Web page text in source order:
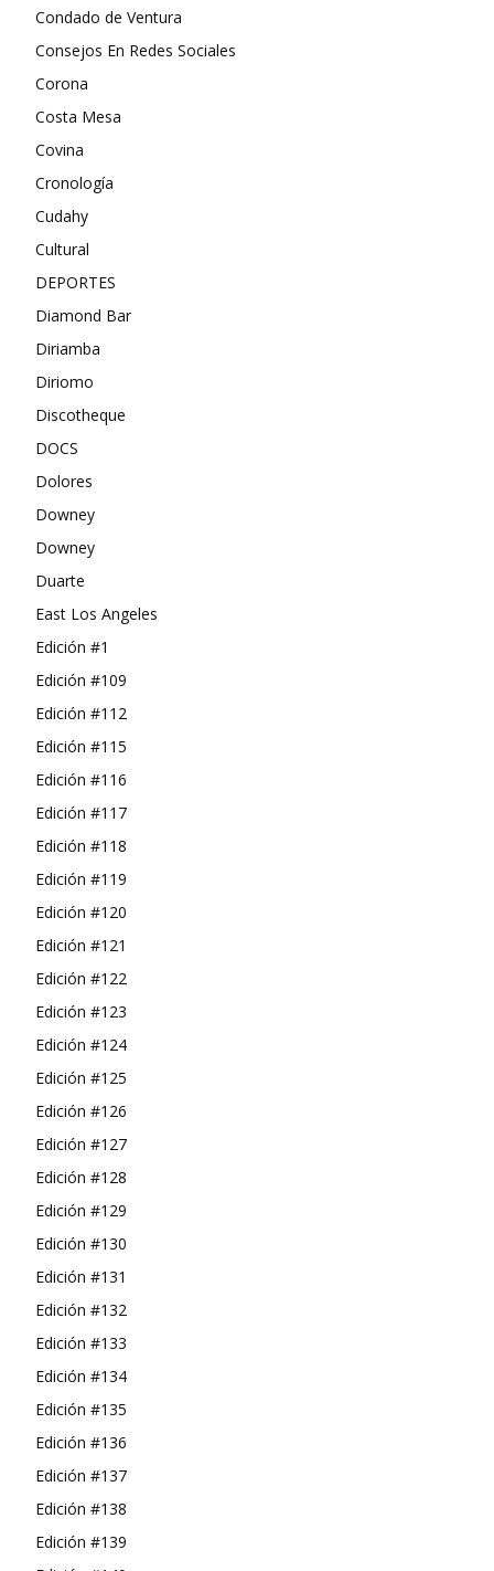
Condado de Ventura
Consejos En Redes Sociales
Corona
Costa Mesa
Covina
Cronología
Cudahy
Cultural
DEPORTES
Diamond Bar
Diriamba
Diriomo
Discotheque
DOCS
Dolores
Downey
Downey
Duarte
East Los Angeles
Edición #1
Edición #109
Edición #112
Edición #115
Edición #116
Edición #117
Edición #118
Edición #119
Edición #120
Edición #121
Edición #122
Edición #123
Edición #124
Edición #125
Edición #126
Edición #127
Edición #128
Edición #129
Edición #130
Edición #131
Edición #132
Edición #133
Edición #134
Edición #135
Edición #136
Edición #137
Edición #138
Edición #139